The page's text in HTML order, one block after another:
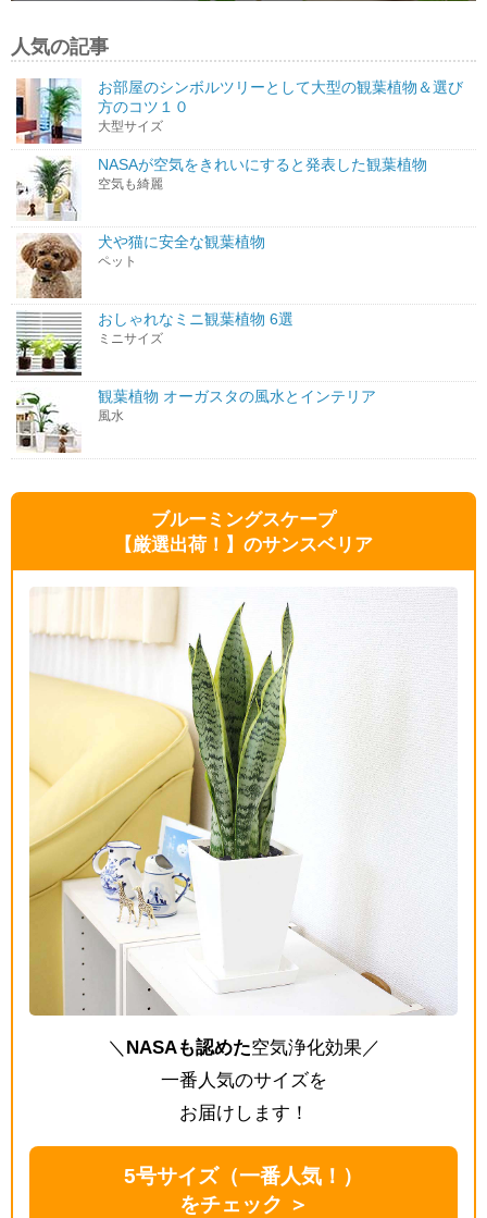
人気の記事
お部屋のシンボルツリーとして大型の観葉植物＆選び
方のコツ１０
大型サイズ
NASAが空気をきれいにすると発表した観葉植物
空気も綺麗
犬や猫に安全な観葉植物
ペット
おしゃれなミニ観葉植物 6選
ミニサイズ
観葉植物 オーガスタの風水とインテリア
風水
ブルーミングスケープ
【厳選出荷！】のサンスベリア
＼ NASAも認めた空気浄化効果／
一番人気のサイズを
お届けします！
5号サイズ（一番人気！）
をチェック ＞